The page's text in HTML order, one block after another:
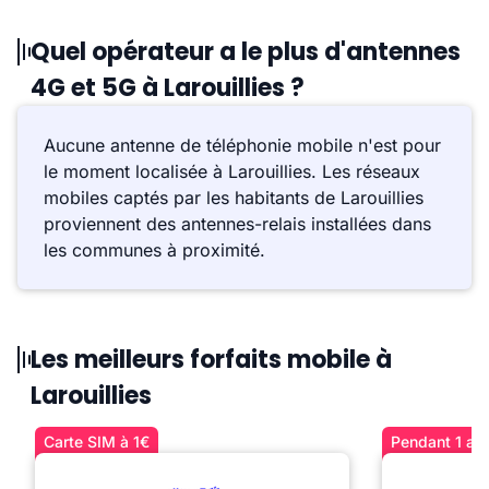
Quel opérateur a le plus d'antennes
4G et 5G à Larouillies ?
Aucune antenne de téléphonie mobile n'est pour
le moment localisée à Larouillies. Les réseaux
mobiles captés par les habitants de Larouillies
proviennent des antennes-relais installées dans
les communes à proximité.
Les meilleurs forfaits mobile à
Larouillies
Carte SIM à 1€ Pendant 1